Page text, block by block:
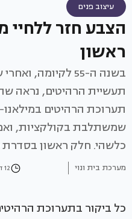
עיצוב פנים
הצבע חזר ללחיי
ראשון
בשנה ה-55
תעשיית הרהיטים, נראה
תערוכת הרהיטים
שמשתלבת בקולקציות,
כלשהי. חלק ראשון
מערכת בית ונוי 12 דקות קריאה
כל ביקור בתערוכת